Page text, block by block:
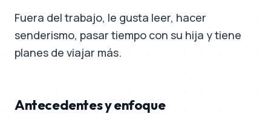
Fuera del trabajo, le gusta leer, hacer
senderismo, pasar tiempo con su hija y tiene
planes de viajar más.
Antecedentes y enfoque